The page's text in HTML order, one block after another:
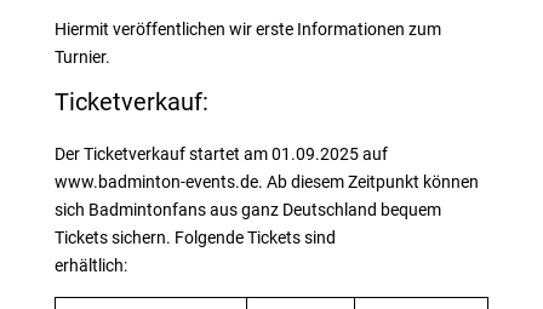
Hiermit veröffentlichen wir erste Informationen zum
Turnier.
Ticketverkauf:
Der Ticketverkauf startet am 01.09.2025 auf
www.badminton-events.de. Ab diesem Zeitpunkt können
sich Badmintonfans aus ganz Deutschland bequem
Tickets sichern. Folgende Tickets sind
erhältlich: